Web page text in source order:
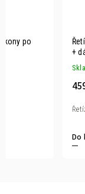
po
+
Do